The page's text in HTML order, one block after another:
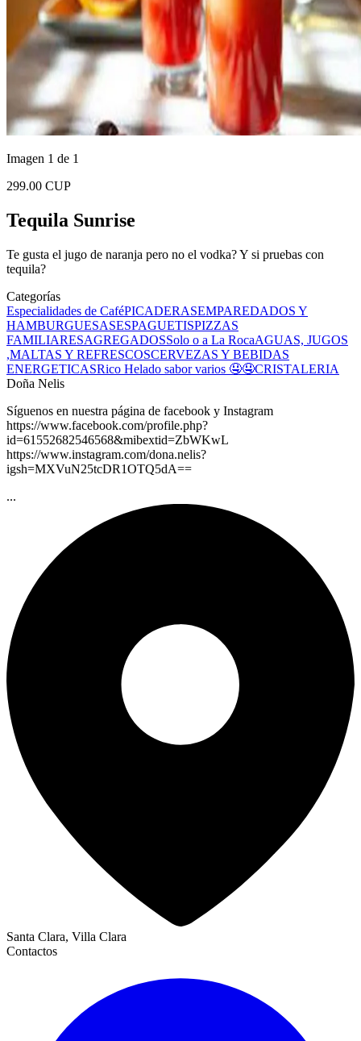
Imagen 1 de 1
299.00 CUP
Tequila Sunrise
Te gusta el jugo de naranja pero no el vodka? Y si pruebas con
tequila?
Categorías
Especialidades de CaféPICADERASEMPAREDADOS Y
HAMBURGUESASESPAGUETISPIZZAS
FAMILIARESAGREGADOSSolo o a La RocaAGUAS, JUGOS
,MALTAS Y REFRESCOSCERVEZAS Y BEBIDAS
ENERGETICASRico Helado sabor varios 🤤🤤CRISTALERIA
Doña Nelis
Síguenos en nuestra página de facebook y Instagram
https://www.facebook.com/profile.php?
id=61552682546568&mibextid=ZbWKwL
https://www.instagram.com/dona.nelis?
igsh=MXVuN25tcDR1OTQ5dA==
...
Santa Clara, Villa Clara
Contactos